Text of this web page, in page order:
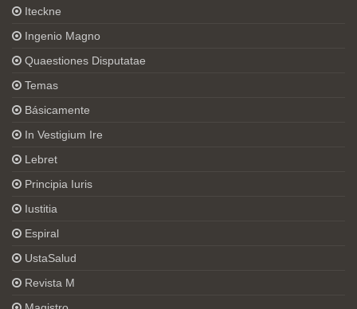
Iteckne
Ingenio Magno
Quaestiones Disputatae
Temas
Básicamente
In Vestigium Ire
Lebret
Principia Iuris
Iustitia
Espiral
UstaSalud
Revista M